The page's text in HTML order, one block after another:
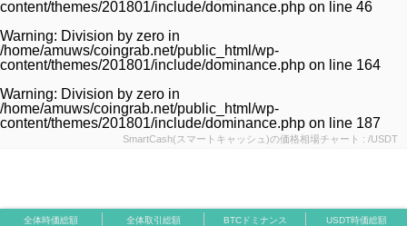
content/themes/201801/include/dominance.php on line 46
Warning: Division by zero in
/home/amuws/coingrab.net/public_html/wp-
content/themes/201801/include/dominance.php on line 164
Warning: Division by zero in
/home/amuws/coingrab.net/public_html/wp-
content/themes/201801/include/dominance.php on line 187
SmartCash(スマートキャッシュ)の価格相場チャート : /USDT
全体時価総額 全体取引総額 BTCドミナンス USDT時価総額